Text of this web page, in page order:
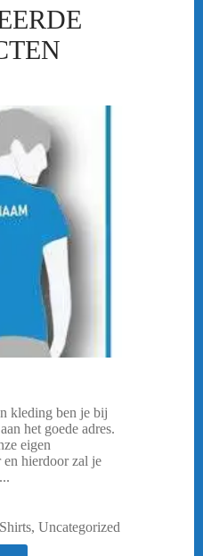
kleding ben je bij
het goede adres.
eigen
hierdoor zal je
Shirts, Uncategorized